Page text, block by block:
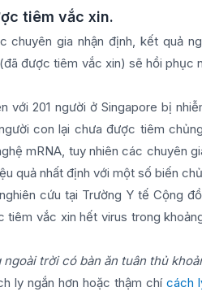
tiêm vắc xin.
chuyên gia nhận định, kết quả
được tiêm vắc xin) sẽ hồi phục
với 201 người ở Singapore bị
con lại chưa được tiêm
mRNA, tuy nhiên các chuyên
quả nhất định với một số biến
cứu tại Trường Y tế Cộng
tiêm vắc xin hết virus trong
trời có bàn ăn tuân thủ
ly ngắn hơn hoặc thậm chícách